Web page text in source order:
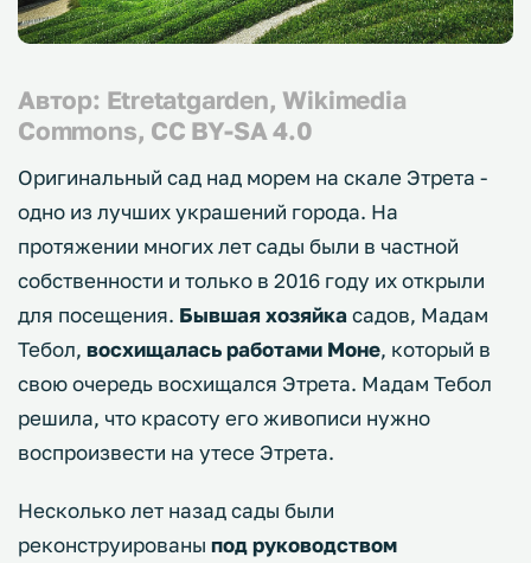
Автор: Etretatgarden, Wikimedia
Commons, CC BY-SA 4.0
Оригинальный сад над морем на скале Этрета -
одно из лучших украшений города. На
протяжении многих лет сады были в частной
собственности и только в 2016 году их открыли
для посещения. Бывшая хозяйкасадов, Мадам
Тебол, восхищалась работами Моне, который в
свою очередь восхищался Этрета. Мадам Тебол
решила, что красоту его живописи нужно
воспроизвести на утесе Этрета.
Несколько лет назад сады были
реконструированы под руководством